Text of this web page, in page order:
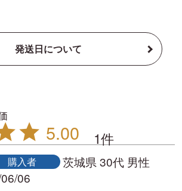
発送日について
5.00 1
購入者 茨城県 30代 男性
06